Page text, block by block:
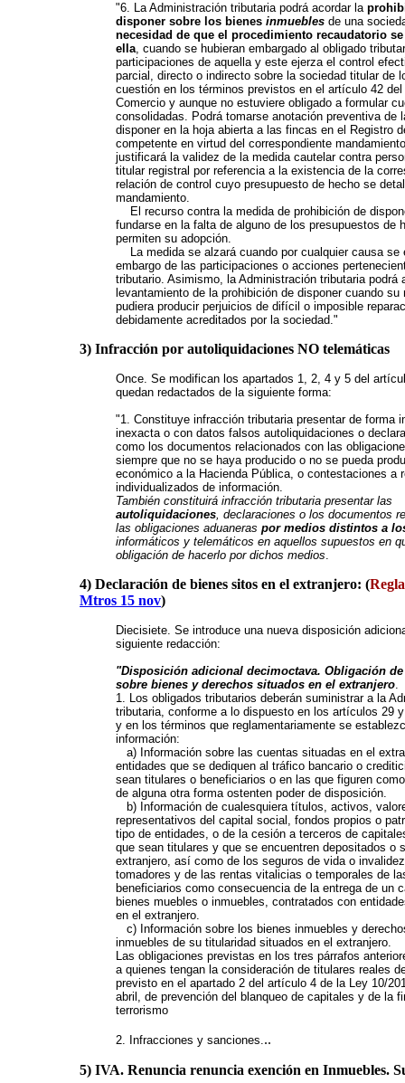
"6. La Administración tributaria podrá acordar la
disponer sobre los bienes inmuebles de una
necesidad de que el procedimiento recaudatorio
ella, cuando se hubieran embargado al obligado
participaciones de aquella y este ejerza el control
parcial, directo o indirecto sobre la sociedad titular de
cuestión en los términos previstos en el artículo 42 del
Comercio y aunque no estuviere obligado a formular
consolidadas. Podrá tomarse anotación preventiva de
disponer en la hoja abierta a las fincas en el Registro
competente en virtud del correspondiente
justificará la validez de la medida cautelar contra
titular registral por referencia a la existencia de la
relación de control cuyo presupuesto de hecho se
mandamiento.
El recurso contra la medida de prohibición de
fundarse en la falta de alguno de los presupuestos de
permiten su adopción.
La medida se alzará cuando por cualquier causa se
embargo de las participaciones o acciones
tributario. Asimismo, la Administración tributaria podrá
levantamiento de la prohibición de disponer cuando su
pudiera producir perjuicios de difícil o imposible
debidamente acreditados por la sociedad."
3) Infracción por autoliquidaciones NO telemáticas
Once. Se modifican los apartados 1, 2, 4 y 5 del
quedan redactados de la siguiente forma:
"1. Constituye infracción tributaria presentar de forma
inexacta o con datos falsos autoliquidaciones o
como los documentos relacionados con las
siempre que no se haya producido o no se pueda
económico a la Hacienda Pública, o contestaciones a
individualizados de información.
También constituirá infracción tributaria presentar las
autoliquidaciones, declaraciones o los documentos
las obligaciones aduaneras por medios distintos a
informáticos y telemáticos en aquellos supuestos en
obligación de hacerlo por dichos medios.
4) Declaración de bienes sitos en el extranjero: (
Mtros 15 nov)
Diecisiete. Se introduce una nueva disposición
siguiente redacción:
"Disposición adicional decimoctava. Obligación
sobre bienes y derechos situados en el extranjero.
1. Los obligados tributarios deberán suministrar a la
tributaria, conforme a lo dispuesto en los artículos 29
y en los términos que reglamentariamente se
información:
a) Información sobre las cuentas situadas en el
entidades que se dediquen al tráfico bancario o
sean titulares o beneficiarios o en las que figuren
de alguna otra forma ostenten poder de disposición.
b) Información de cualesquiera títulos, activos,
representativos del capital social, fondos propios o
tipo de entidades, o de la cesión a terceros de
que sean titulares y que se encuentren depositados o
extranjero, así como de los seguros de vida o
tomadores y de las rentas vitalicias o temporales de
beneficiarios como consecuencia de la entrega de un
bienes muebles o inmuebles, contratados con
en el extranjero.
c) Información sobre los bienes inmuebles y
inmuebles de su titularidad situados en el extranjero.
Las obligaciones previstas en los tres párrafos
a quienes tengan la consideración de titulares reales
previsto en el apartado 2 del artículo 4 de la Ley 10/
abril, de prevención del blanqueo de capitales y de la
terrorismo
2. Infracciones y sanciones...
5) IVA. Renuncia renuncia exención en Inmuebles.